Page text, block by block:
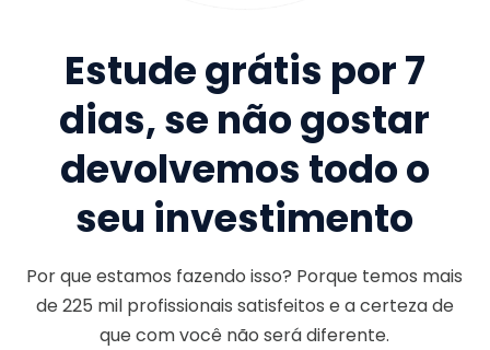
Estude grátis por 7
dias, se não gostar
devolvemos todo o
seu investimento
Por que estamos fazendo isso? Porque temos mais
de225 milprofissionais satisfeitos e a certeza de
que com você não será diferente.